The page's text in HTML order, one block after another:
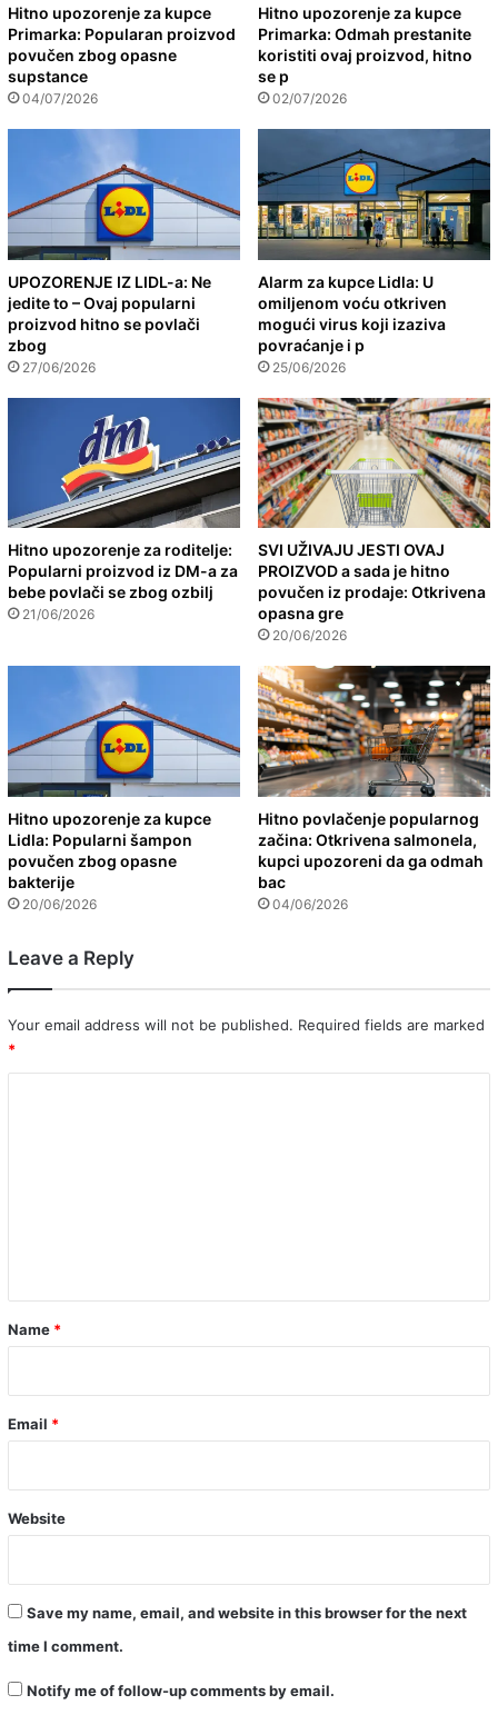
Hitno upozorenje za kupce
Primarka: Popularan proizvod
povučen zbog opasne
supstance
04/07/2026
Hitno upozorenje za kupce
Primarka: Odmah prestanite
koristiti ovaj proizvod, hitno
se p
02/07/2026
UPOZORENJE IZ LIDL-a: Ne
jedite to – Ovaj popularni
proizvod hitno se povlači
zbog
27/06/2026
Alarm za kupce Lidla: U
omiljenom voću otkriven
mogući virus koji izaziva
povraćanje i p
25/06/2026
Hitno upozorenje za roditelje:
Popularni proizvod iz DM-a za
bebe povlači se zbog ozbilj
21/06/2026
SVI UŽIVAJU JESTI OVAJ
PROIZVOD a sada je hitno
povučen iz prodaje: Otkrivena
opasna gre
20/06/2026
Hitno upozorenje za kupce
Lidla: Popularni šampon
povučen zbog opasne
bakterije
20/06/2026
Hitno povlačenje popularnog
začina: Otkrivena salmonela,
kupci upozoreni da ga odmah
bac
04/06/2026
Leave a Reply
Your email address will not be published. Required fields are marked
*
*
Name *
Email *
Website
Save my name, email, and website in this browser for the next
time I comment.
Notify me of follow-up comments by email.